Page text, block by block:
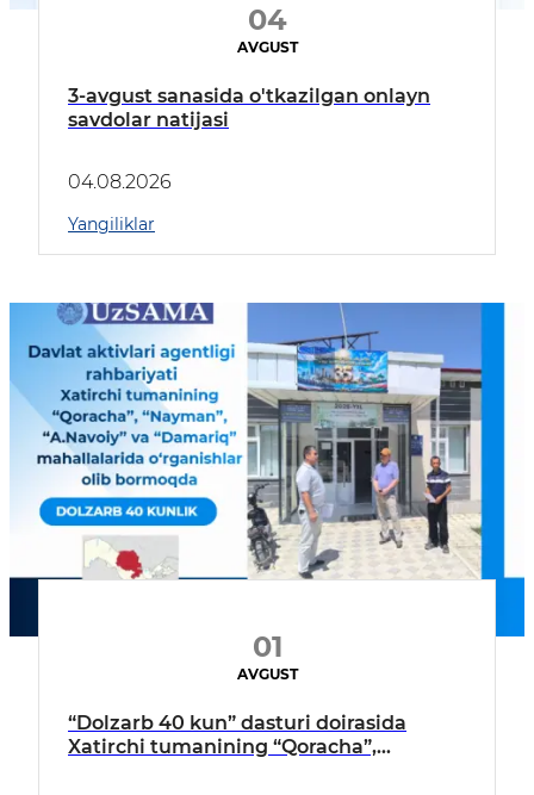
04
AVGUST
3-avgust sanasida o'tkazilgan onlayn
savdolar natijasi
04.08.2026
Yangiliklar
01
AVGUST
“Dolzarb 40 kun” dasturi doirasida
Xatirchi tumanining “Qoracha”,